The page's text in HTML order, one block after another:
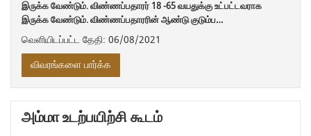
இருக்க வேண்டும். விண்ணப்பதாரர் 18 -65 வயதுக்கு உட்பட்டவராக
இருக்க வேண்டும். விண்ணப்பதாரரின் ஆண்டு குடும்ப…
வெளியிடப்பட்ட தேதி: 06/08/2021
விவரங்களை பார்க்க
அம்மா உடற்பயிற்சி கூடம்